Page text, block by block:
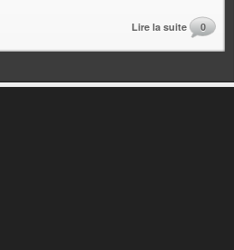
Lire la suite 0